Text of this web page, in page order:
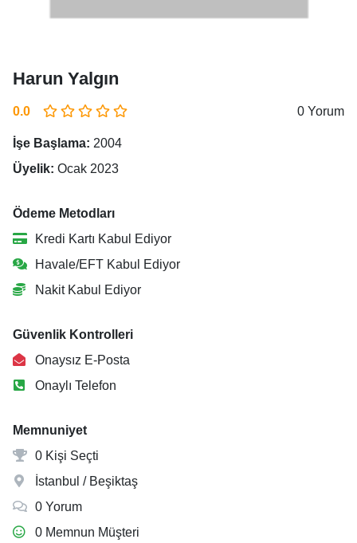
Harun Yalgın
0.0 0 Yorum
İşe Başlama: 2004
Üyelik: Ocak 2023
Ödeme Metodları
Kredi Kartı Kabul Ediyor
Havale/EFT Kabul Ediyor
Nakit Kabul Ediyor
Güvenlik Kontrolleri
Onaysız E-Posta
Onaylı Telefon
Memnuniyet
0 Kişi Seçti
İstanbul / Beşiktaş
0 Yorum
0 Memnun Müşteri